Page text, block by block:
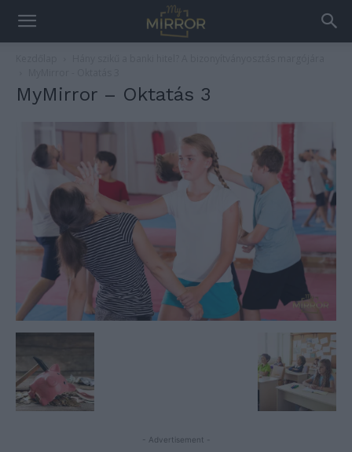
MyMirror – Oktatás 3
- Advertisement -